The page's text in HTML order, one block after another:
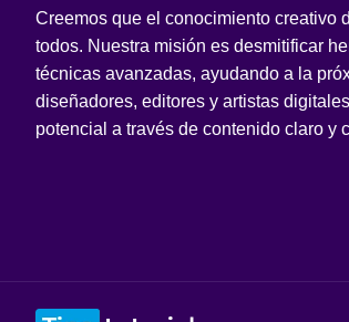
Creemos que el conocimiento creativo
todos. Nuestra misión es desmitificar
técnicas avanzadas, ayudando a la
diseñadores, editores y artistas
potencial a través de contenido claro y